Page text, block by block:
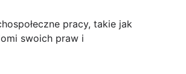
pracy, takie jak
swoich praw i